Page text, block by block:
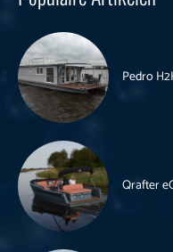
Pedro
Qrafter